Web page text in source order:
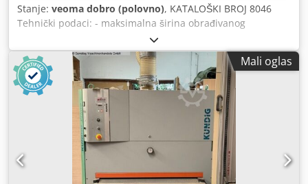
Stanje: veoma dobro (polovno), KATALOŠKI BROJ 8046
Tehnički podaci: - maksimalna širina obrađivanog
elementa 900 mm - maksimalna visina obrađivanog
elementa 160 mm 2 agregata: 1) gumeni valjak sa rebrima
za kalibriranje 2) gumeni valjak + unutrašnji valjak +
metalni valjak – odozgo: - gumeni valjak, klizni I agregat - 2
x gumeni valjak, klizni II agregat - klizni valjak, gumeni,
glatki Dsdpjzp N A Dofx Al Iock – odozdo: - traka za
povlačenje - oscilacija trake, pneumatska - 2 vrste brzine
pomaka 0,55 kW - električno podizanje stola - glavni motor
7,5 kW - radni pritisak 6-8 bara - prečnik priključka za
odsisavanje 2 x 160 mm - dimenzije (dužina/širina/visina)
Mali oglas